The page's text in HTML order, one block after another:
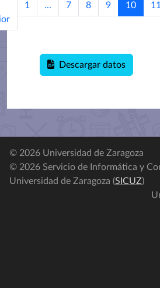
1 ... 7 8 9 10 11
Descargar datos
© 2026 Universidad de Zaragoza
© 2026 Servicio de Informática y
Universidad de Zaragoza (SICUZ)